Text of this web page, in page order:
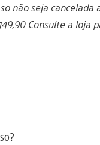
não seja
Consulte a loja